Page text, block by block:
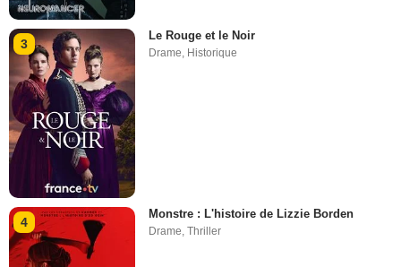
3
Le Rouge et le Noir
Drame, Historique
4
Monstre : L'histoire de Lizzie Borden
Drame ,Thriller